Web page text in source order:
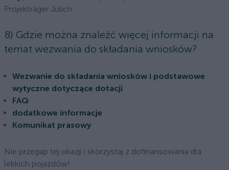
Projekträger Jülich.
8) Gdzie można znaleźć więcej informacji na
temat wezwania do składania wniosków?
Wezwanie do składania wniosków i podstawowe
wytyczne dotyczące dotacji
FAQ
dodatkowe informacje
Komunikat prasowy
Nie przegap tej okazji i skorzystaj z dofinansowania dla
lekkich pojazdów!